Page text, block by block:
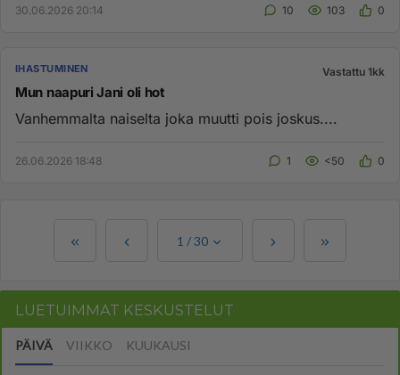
30.06.2026 20:14 10 103 0
IHASTUMINEN Vastattu 1kk
Mun naapuri Jani oli hot
Vanhemmalta naiselta joka muutti pois joskus....
26.06.2026 18:48 1 <50 0
1 /30
LUETUIMMAT KESKUSTELUT
PÄIVÄ VIIKKO KUUKAUSI